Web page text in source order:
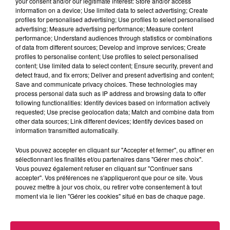
Tournay - 21 rue Cousin Corbier > Certification
Boulangerie
« Tartine et Gourmandise » à Louvignies-
Quesnoy, par Samuel Bonnaire - 16 Route
Nationale > Certification Boulangerie
« Pâtisserie Guillaume Fievet » à Le Quesnoy, par
Guillaume Fievet - 42 rue du Maréchal Joffre -
Certification Pâtisserie
information on a device; Use limited data to select advertising; Create
profiles for personalised advertising; Use profiles to select personalised
advertising; Measure advertising performance; Measure content
performance; Understand audiences through statistics or combinations
of data from different sources; Develop and improve services; Create
profiles to personalise content; Use profiles to select personalised
content; Use limited data to select content; Ensure security, prevent and
detect fraud, and fix errors; Deliver and present advertising and content;
Save and communicate privacy choices. These technologies may
process personal data such as IP address and browsing data to offer
following functionalities: Identify devices based on information actively
requested; Use precise geolocation data; Match and combine data from
other data sources; Link different devices; Identify devices based on
information transmitted automatically.
Vous pouvez accepter en cliquant sur "Accepter et fermer", ou affiner en
sélectionnant les finalités et/ou partenaires dans "Gérer mes choix".
Vous pouvez également refuser en cliquant sur "Continuer sans
accepter". Vos préférences ne s'appliqueront que pour ce site. Vous
pouvez mettre à jour vos choix, ou retirer votre consentement à tout
moment via le lien "Gérer les cookies" situé en bas de chaque page.